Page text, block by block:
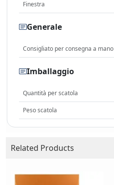
Finestra
Generale
Consigliato per consegna a mano
Imballaggio
Quantità per scatola
Peso scatola
Related Products